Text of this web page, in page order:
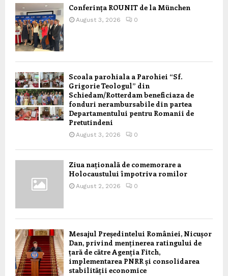
Conferința ROUNIT de la München
August 3, 2026 0
Scoala parohiala a Parohiei “Sf.
Grigorie Teologul” din
Schiedam/Rotterdam beneficiaza de
fonduri nerambursabile din partea
Departamentului pentru Romanii de
Pretutindeni
August 3, 2026 0
Ziua națională de comemorare a
Holocaustului împotriva romilor
August 2, 2026 0
Mesajul Președintelui României, Nicușor
Dan, privind menținerea ratingului de
țară de către Agenția Fitch,
implementarea PNRR și consolidarea
stabilității economice